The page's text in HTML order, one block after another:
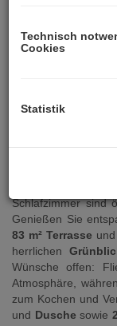
Beschreibung
Diese großzügige
überzeugt durch
Schlafzimmer sind
Genießen Sie
83 m² Terrasse
herrlichen
Wünsche offen:
Atmosphäre,
zum Kochen und
und Dusche sowie
Technisch
Cookies
Statistik